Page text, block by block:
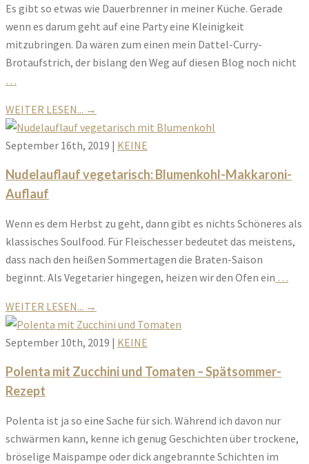
Es gibt so etwas wie Dauerbrenner in meiner Küche. Gerade
wenn es darum geht auf eine Party eine Kleinigkeit
mitzubringen. Da wären zum einen mein Dattel-Curry-
Brotaufstrich, der bislang den Weg auf diesen Blog noch nicht
…
WEITER LESEN... →
September 16th, 2019 | KEINE
Nudelauflauf vegetarisch: Blumenkohl-Makkaroni-
Auflauf
Wenn es dem Herbst zu geht, dann gibt es nichts Schöneres als
klassisches Soulfood. Für Fleischesser bedeutet das meistens,
dass nach den heißen Sommertagen die Braten-Saison
beginnt. Als Vegetarier hingegen, heizen wir den Ofen ein …
WEITER LESEN... →
September 10th, 2019 | KEINE
Polenta mit Zucchini und Tomaten – Spätsommer-
Rezept
Polenta ist ja so eine Sache für sich. Während ich davon nur
schwärmen kann, kenne ich genug Geschichten über trockene,
bröselige Maispampe oder dick angebrannte Schichten im